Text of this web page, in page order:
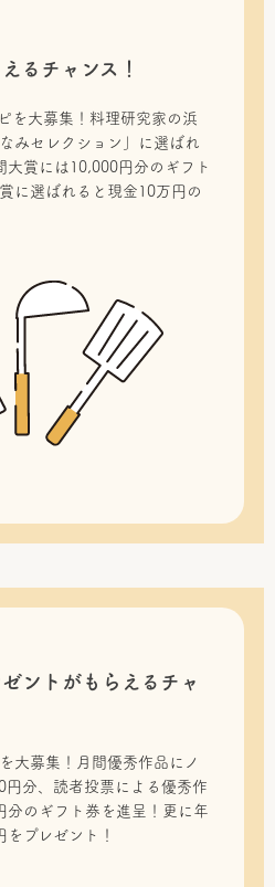
るチャンス！
を大募集！料理研究家の浜
みセレクション」に選ばれ
大賞には10,000円分のギフト
に選ばれると現金10万円の
ントがもらえるチャ
大募集！月間優秀作品にノ
円分、読者投票による優秀作
分のギフト券を進呈！更に年
プレゼント！